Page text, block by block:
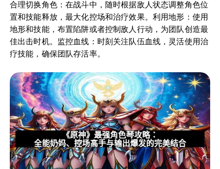
合理切换角色：在战斗中，随时根据敌人状态调整角色位
置和技能释放，最大化控场和治疗效果。利用地形：使用
地形和技能，布置陷阱或者控制敌人行动，为团队创造最
佳出击时机。监控血线：时刻关注队伍血线，灵活使用治
疗技能，确保团队存活率。